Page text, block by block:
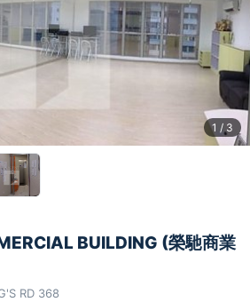
1 / 3
BUILDING (榮馳商業
RD 368